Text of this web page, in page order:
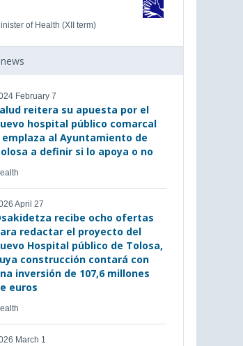
of Health (XII term)
February 7
reitera su apuesta por el
hospital público comarcal
emplaza al Ayuntamiento de
a definir si lo apoya o no
April 27
recibe ocho ofertas
redactar el proyecto del
Hospital público de Tolosa,
construcción contará con
inversión de 107,6 millones
euros
March 1